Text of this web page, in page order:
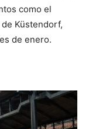
como el
Küstendorf,
de enero.